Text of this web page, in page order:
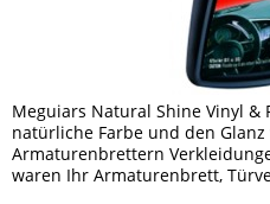
Meguiars Natural Shine Vinyl
natürliche Farbe und den
Armaturenbrettern
waren Ihr Armaturenbrett,